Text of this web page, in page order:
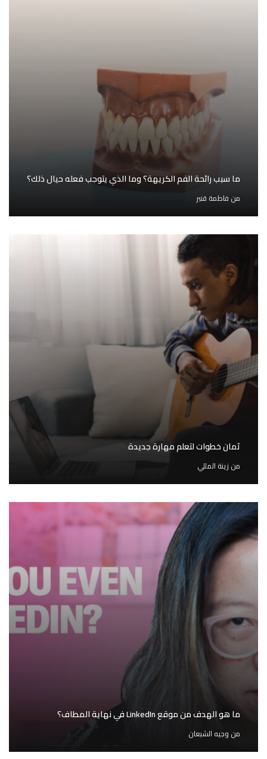
ما سبب رائحة الفم الكريهة؟ وما الذي يتوجب فعله حيال ذلك؟
من فاطمة قنبر
ثمان خطوات لتعلم مهارة جديدة
من زينة المللي
ما هو الهدف من موقع LinkedIn في نهاية المطاف؟
من وجيه الشبعان